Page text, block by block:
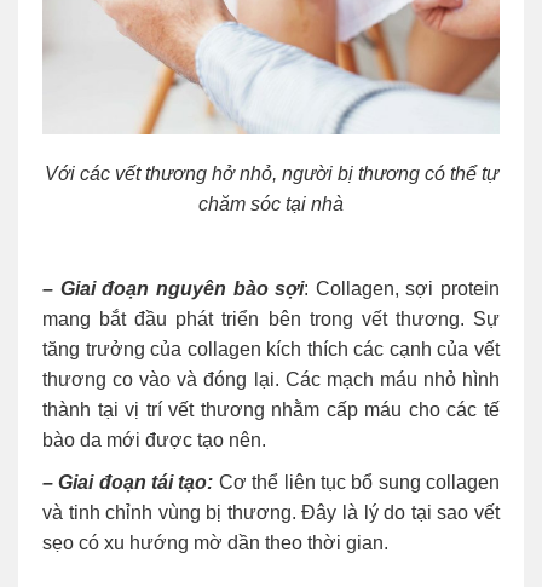
Với các vết thương hở nhỏ, người bị thương có thể tự
chăm sóc tại nhà
– Giai đoạn nguyên bào sợi: Collagen, sợi protein
mang bắt đầu phát triển bên trong vết thương. Sự
tăng trưởng của collagen kích thích các cạnh của vết
thương co vào và đóng lại. Các mạch máu nhỏ hình
thành tại vị trí vết thương nhằm cấp máu cho các tế
bào da mới được tạo nên.
– Giai đoạn tái tạo: Cơ thể liên tục bổ sung collagen
và tinh chỉnh vùng bị thương. Đây là lý do tại sao vết
sẹo có xu hướng mờ dần theo thời gian.